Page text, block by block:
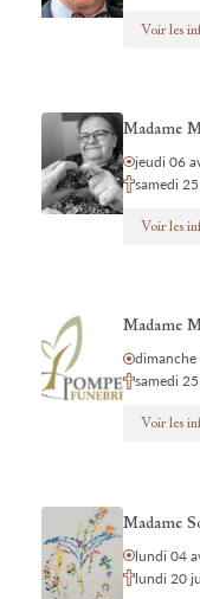
Voir les
Madame
jeudi 06
samedi
Voir les
Madame
samedi
Voir les
Madame
lundi 04
lundi 20